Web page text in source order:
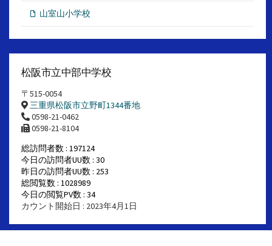
山室山小学校
松阪市立中部中学校
〒515-0054
三重県松阪市立野町1344番地
0598-21-0462
0598-21-8104
総訪問者数 : 197124
今日の訪問者UU数 : 30
昨日の訪問者UU数 : 253
総閲覧数 : 1028989
今日の閲覧PV数 : 34
カウント開始日 : 2023年4月1日